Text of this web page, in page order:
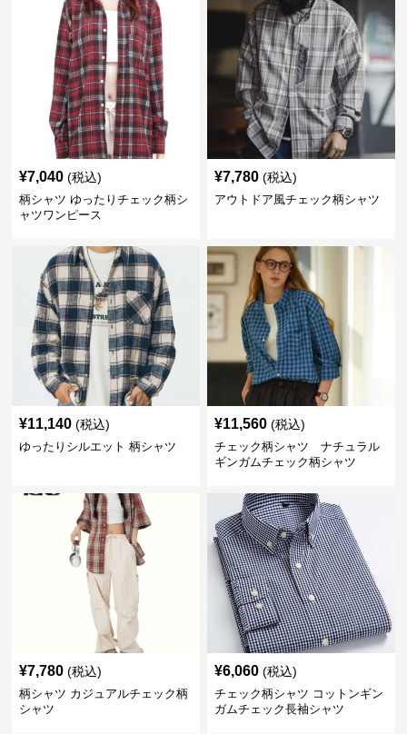
¥7,040 (税込)
柄シャツ ゆったりチェック柄シ
ャツワンピース
¥7,780 (税込)
アウトドア風チェック柄シャツ
¥11,140 (税込)
ゆったりシルエット 柄シャツ
¥11,560 (税込)
チェック柄シャツ ナチュラル
ギンガムチェック柄シャツ
¥7,780 (税込)
柄シャツ カジュアルチェック柄
シャツ
¥6,060 (税込)
チェック柄シャツ コットンギン
ガムチェック長袖シャツ